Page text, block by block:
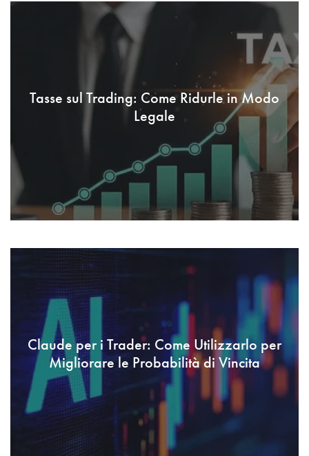
Tasse sul Trading: Come Ridurle in Modo
Legale
Claude per i Trader: Come Utilizzarlo per
Migliorare le Probabilità di Vincita